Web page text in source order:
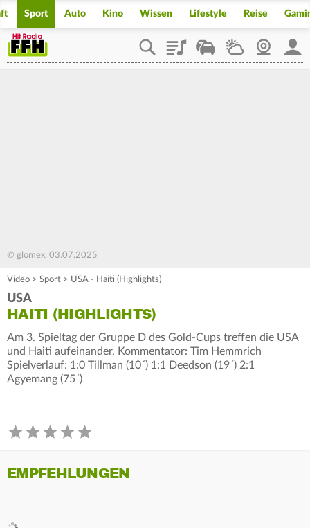
Sport Auto Kino Wissen Lifestyle Reise
PlaylistStaupilotWetterWebcam
© glomex, 03.07.2025
Video > Sport > USA - Haiti (Highlights)
USA
HAITI (HIGHLIGHTS)
Am 3. Spieltag der Gruppe D des Gold-Cups treffen die USA
und Haiti aufeinander. Kommentator: Tim Hemmrich
Spielverlauf: 1:0 Tillman (10´) 1:1 Deedson (19´) 2:1
Agyemang (75´)
EMPFEHLUNGEN